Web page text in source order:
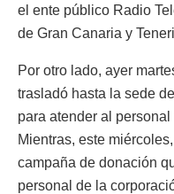
el ente público Radio
de Gran Canaria y
Por otro lado, ayer
trasladó hasta la sede
para atender al
Mientras, este
campaña de donación
personal de la